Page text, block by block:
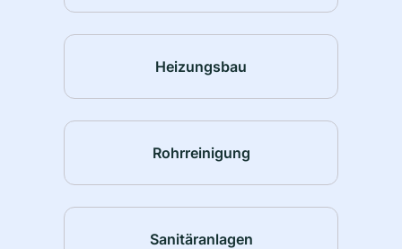
Heizungsbau
Rohrreinigung
Sanitäranlagen